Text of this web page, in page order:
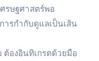
รษฐศาสตร์พอ
ารกำกับดูแลเป็นเส้น
องอินทิเกรตด้วยมือ